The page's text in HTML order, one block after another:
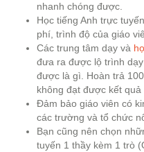
nhanh chóng được.
Học tiếng Anh trực
phí, trình độ của giáo
Các trung tâm dạy và
đưa ra được lộ trình
được là gì. Hoàn trả
không đạt được kết
Đảm bảo giáo viên có
các trường và tổ chức
Bạn cũng nên chọn
tuyến 1 thầy kèm 1 trò